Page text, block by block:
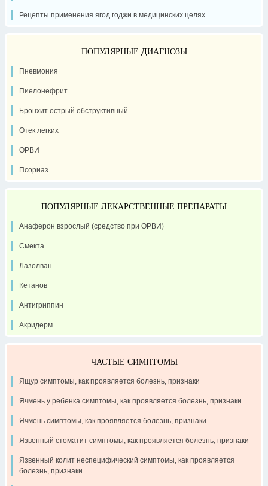
Рецепты применения ягод годжи в медицинских целях
ПОПУЛЯРНЫЕ ДИАГНОЗЫ
Пневмония
Пиелонефрит
Бронхит острый обструктивный
Отек легких
ОРВИ
Псориаз
ПОПУЛЯРНЫЕ ЛЕКАРСТВЕННЫЕ ПРЕПАРАТЫ
Анаферон взрослый (средство при ОРВИ)
Смекта
Лазолван
Кетанов
Антигриппин
Акридерм
ЧАСТЫЕ СИМПТОМЫ
Ящур симптомы, как проявляется болезнь, признаки
Ячмень у ребенка симптомы, как проявляется болезнь, признаки
Ячмень симптомы, как проявляется болезнь, признаки
Язвенный стоматит симптомы, как проявляется болезнь, признаки
Язвенный колит неспецифический симптомы, как проявляется
болезнь, признаки